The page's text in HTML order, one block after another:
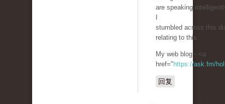
are speaking
stumbled across this
relating to this.
My web blog - <a
href=" https://ask.fm/
回复